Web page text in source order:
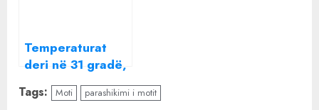
Temperaturat
deri në 31 gradë,
parashikimi i
motit për sot
Tags: Moti parashikimi i motit